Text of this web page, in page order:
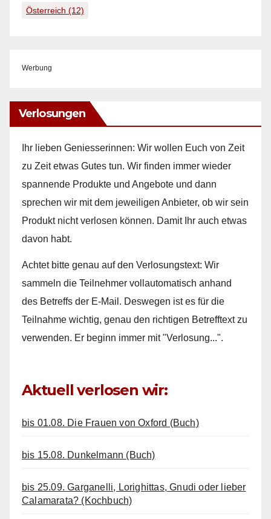
Österreich (12)
Werbung
Verlosungen
Ihr lieben Geniesserinnen: Wir wollen Euch von Zeit
zu Zeit etwas Gutes tun. Wir finden immer wieder
spannende Produkte und Angebote und dann
sprechen wir mit dem jeweiligen Anbieter, ob wir sein
Produkt nicht verlosen können. Damit Ihr auch etwas
davon habt.
Achtet bitte genau auf den Verlosungstext: Wir
sammeln die Teilnehmer vollautomatisch anhand
des Betreffs der E-Mail. Deswegen ist es für die
Teilnahme wichtig, genau den richtigen Betrefftext zu
verwenden. Er beginn immer mit "Verlosung...".
Aktuell verlosen wir:
bis 01.08. Die Frauen von Oxford (Buch)
bis 15.08. Dunkelmann (Buch)
bis 25.09. Garganelli, Lorighittas, Gnudi oder lieber
Calamarata? (Kochbuch)